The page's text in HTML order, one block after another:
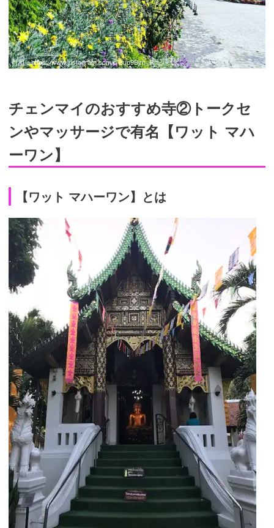
引用：https://www.instagram.com/p/Bup9Bjrh_Rm/
チェンマイのおすすめ寺②トークセ
ンやマッサージで有名【ワット マハ
ーワン】
【ワット マハーワン】とは